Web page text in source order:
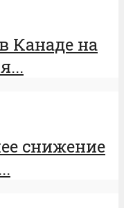
Канаде на
снижение